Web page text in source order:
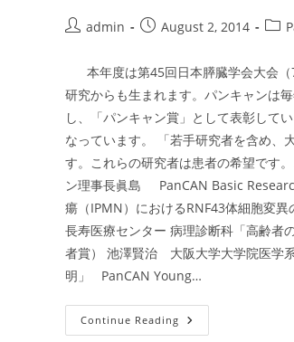
Postadmin
PostAugust 2, 2014
Post
本年度は第45回日本膵臓学会大会（
研究からも生まれます。パンキャンは
し、「パンキャン賞」として表彰して
なっています。 「若手研究者を含め、
す。これらの研究者は患者の希望です
ン理事長眞島 PanCAN Basic
瘍（IPMN）におけるRNF43体細胞変
長寿医療センター 病理診断科「高齢
者賞） 池澤賢治 大阪大学大学院医学
明」 PanCAN Young…
Continue Reading 2014
年